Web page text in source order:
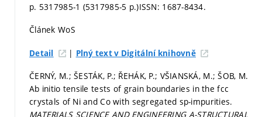
p. 5317985-1 (5317985-5 p.)ISSN: 1687-8434.
Článek WoS
Detail | Plný text v Digitální knihovně
ČERNÝ, M.; ŠESTÁK, P.; ŘEHÁK, P.; VŠIANSKÁ, M.; ŠOB, M.
Ab initio tensile tests of grain boundaries in the fcc
crystals of Ni and Co with segregated sp-impurities.
MATERIALS SCIENCE AND ENGINEERING A-STRUCTURAL